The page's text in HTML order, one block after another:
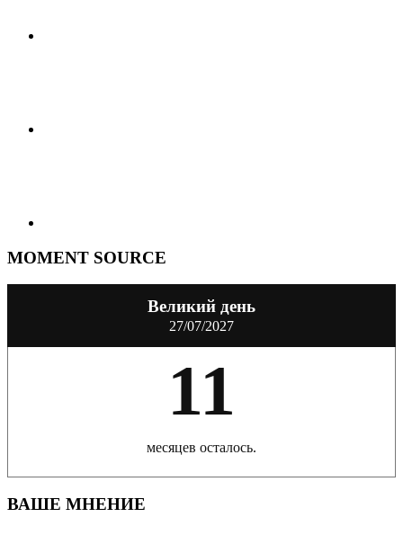
MOMENT SOURCE
Великий день
27/07/2027
11
месяцев осталось.
ВАШЕ МНЕНИЕ